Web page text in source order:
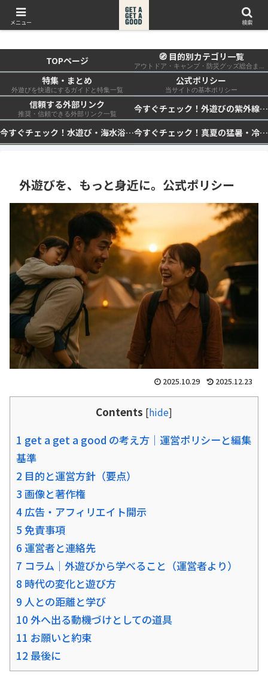
get a get a good
TOPページ 🧭 目的別カテゴリ一覧
アウトドア・キャンプ・防災グッズ総合まとめ
特集・まとめ
外遊びを快適にするガイドと特集一覧
公式ポリシー
当サイトの基本ポリシー
信頼する外部リンク
推奨・信頼できる外部リンク一覧
今すぐチェック！外遊びの紫外線対策・日差し快適化計画｜帽子・日傘・ウェア・日焼け止めを総まとめ☀️🏕️👓
今すぐチェック！水遊び・海水浴の快適化計画｜浮き輪・服装・日陰・安全対策を総まとめ🏖️🌊✨
今すぐチェック！真夏の猛暑・冷却・保冷快適化計画｜外遊び・キャンプ・車中泊の暑さ対策を総まとめ☀️🧊🏕️
外遊びを、もっと身近に。公式ポリシー
2025.10.29 2025.12.23
Contents [hide]
1 get a get a good の考え方｜運営ポリシーと編集
基準
2 目的と運営方針（要点）
3 画像と著作権
4 広告・アフィリエイト開示
5 免責事項
6 運営者と連絡先
7 コラム｜外遊びから学べること（運営者より）
8 時代の変化と遊び方
9 人との距離と学び
10 外へ出る動機づけとしての道具
11 お願いと約束
12 最後に
メニュー 検索